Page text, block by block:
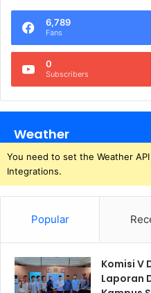
6,789
Fans
0
Subscribers
Weather
You need to set the Weather
Integrations.
Popular
Komisi V
Laporan